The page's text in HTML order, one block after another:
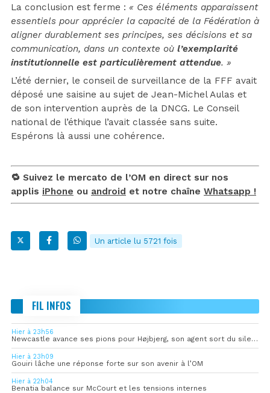
La conclusion est ferme : « Ces éléments apparaissent
essentiels pour apprécier la capacité de la Fédération à
aligner durablement ses principes, ses décisions et sa
communication, dans un contexte où l’exemplarité
institutionnelle est particulièrement attendue. »
L’été dernier, le conseil de surveillance de la FFF avait
déposé une saisine au sujet de Jean-Michel Aulas et
de son intervention auprès de la DNCG. Le Conseil
national de l’éthique l’avait classée sans suite.
Espérons là aussi une cohérence.
🔁 Suivez le mercato de l’OM en direct sur nos
applis iPhone ou android et notre chaîne Whatsapp !
Un article lu 5721 fois
FIL INFOS
Hier à 23h56
Newcastle avance ses pions pour Højbjerg, son agent sort du silence
Hier à 23h09
Gouiri lâche une réponse forte sur son avenir à l’OM
Hier à 22h04
Benatia balance sur McCourt et les tensions internes